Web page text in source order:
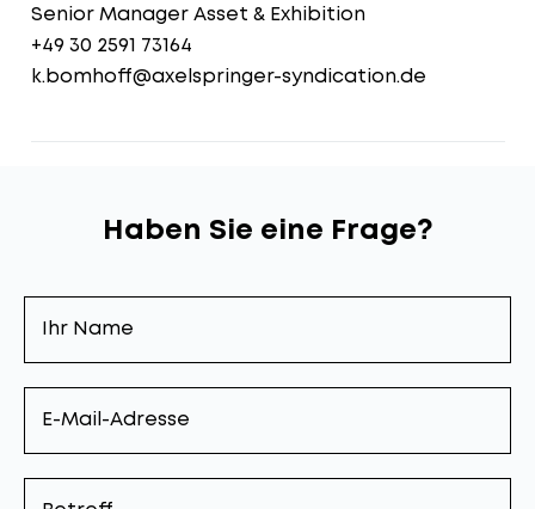
Senior Manager Asset & Exhibition
+49 30 2591 73164
k.bomhoff@axelspringer-syndication.de
Haben Sie eine Frage?